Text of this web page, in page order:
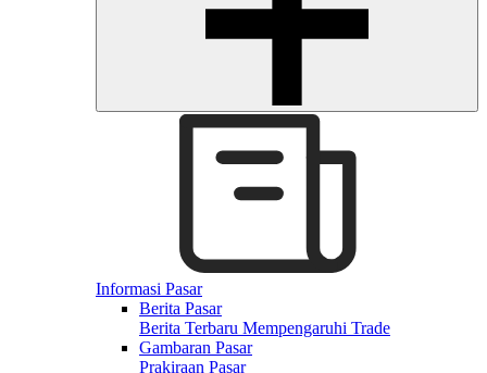
Informasi Pasar
Berita Pasar
Berita Terbaru Mempengaruhi Trade
Gambaran Pasar
Prakiraan Pasar